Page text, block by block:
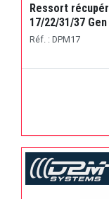
Ressort
17/22/31/37
Réf. : DPM17